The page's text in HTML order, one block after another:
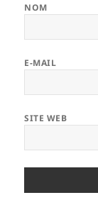
NOM
E-MAIL
SITE WEB